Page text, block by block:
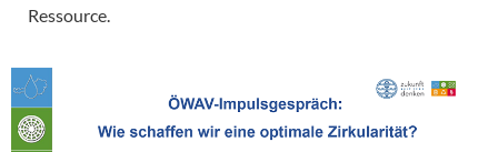
Ressource.